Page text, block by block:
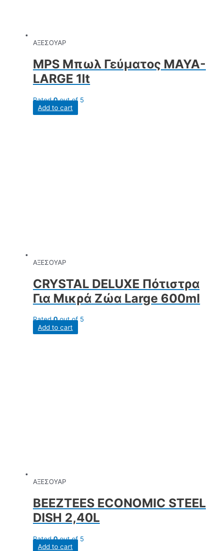
ΑΞΕΣΟΥΑΡ
MPS Μπωλ Γεύματος ΜΑΥΑ-
LARGE 1lt
Rated0out of 5
Add to cart
ΑΞΕΣΟΥΑΡ
CRYSTAL DELUXE Πότιστρα
Για Μικρά Ζώα Large 600ml
Rated0out of 5
Add to cart
ΑΞΕΣΟΥΑΡ
BEEZTEES ECONOMIC STEEL
DISH 2,40L
Rated0out of 5
Add to cart